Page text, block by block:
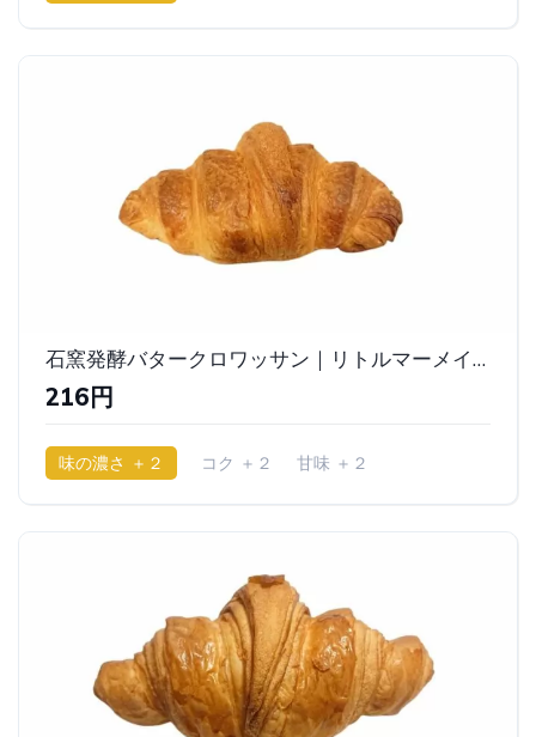
石窯発酵バタークロワッサン｜リトルマーメイド
216円
味の濃さ ＋２ コク ＋２
甘味 ＋２